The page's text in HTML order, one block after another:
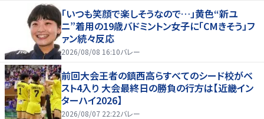
「いつも笑顔で楽しそうなので…」黄色“新ユ
ニ”着用の19歳バドミントン女子に「CMきそう」フ
ァン続々反応
2026/08/08 16:10バレー
前回大会王者の鎮西高らすべてのシード校がベ
スト4入り 大会最終日の勝負の行方は【近畿イン
ターハイ2026】
2026/08/07 22:22バレー